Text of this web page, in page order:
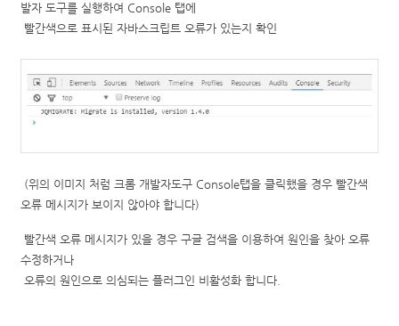
발자 도구를 실행하여 Console 탭에
빨간색으로 표시된 자바스크립트 오류가 있는지 확인
(위의 이미지 처럼 크롬 개발자도구 Console탭을 클릭했을 경우 빨간색
오류 메시지가 보이지 않아야 합니다)
빨간색 오류 메시지가 있을 경우 구글 검색을 이용하여 원인을 찾아 오류
수정하거나
오류의 원인으로 의심되는 플러그인 비활성화 합니다.